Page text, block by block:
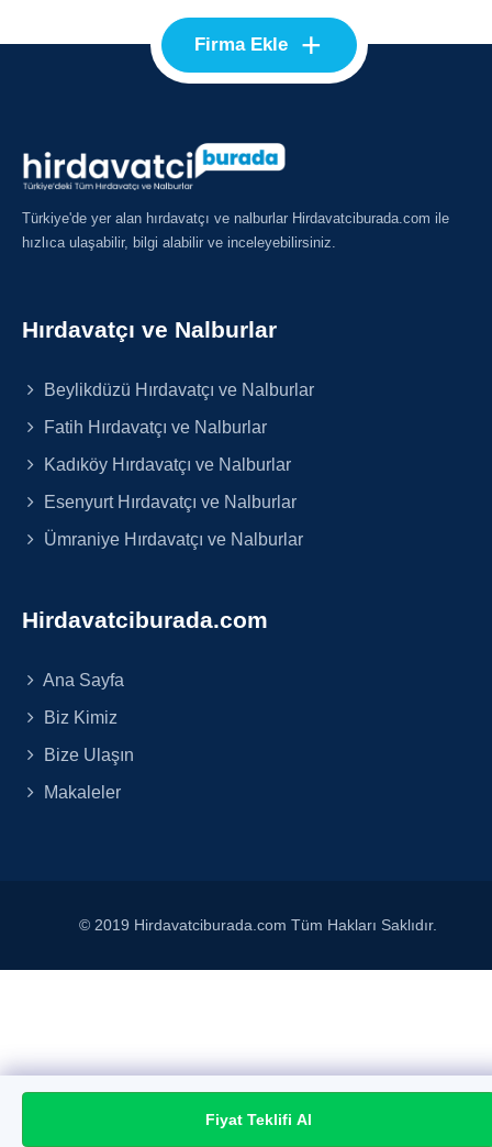
Fiyat Teklifi Al
Firma Ekle +
Türkiye'de yer alan hırdavatçı ve nalburlar Hirdavatciburada.com ile
hızlıca ulaşabilir, bilgi alabilir ve inceleyebilirsiniz.
Hırdavatçı ve Nalburlar
Beylikdüzü Hırdavatçı ve Nalburlar
Fatih Hırdavatçı ve Nalburlar
Kadıköy Hırdavatçı ve Nalburlar
Esenyurt Hırdavatçı ve Nalburlar
Ümraniye Hırdavatçı ve Nalburlar
Hirdavatciburada.com
Ana Sayfa
Biz Kimiz
Bize Ulaşın
Makaleler
© 2019 Hirdavatciburada.com Tüm Hakları Saklıdır.